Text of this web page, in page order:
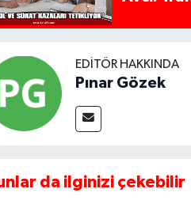
EDITÖR HAKKINDA
Pınar Gözek
da ilginizi çekebilir